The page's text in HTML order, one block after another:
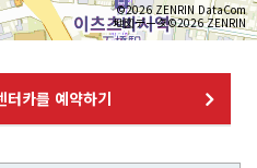
©2026 ZENRIN DataCom
地図データ©2026 ZENRIN
터카를 예약하기